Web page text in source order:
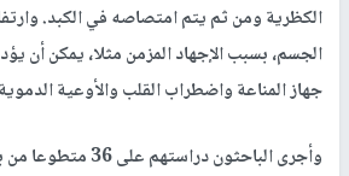
الكظرية ومن ثم يتم امتصاصه في الكبد.
الجسم، بسبب الإجهاد المزمن مثلا، يمكن أن
جهاز المناعة واضطراب القلب والأوعية